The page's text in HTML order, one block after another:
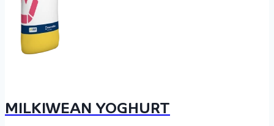
MILKIWEAN YOGHURT